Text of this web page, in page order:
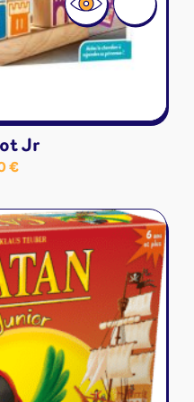
Jr
€